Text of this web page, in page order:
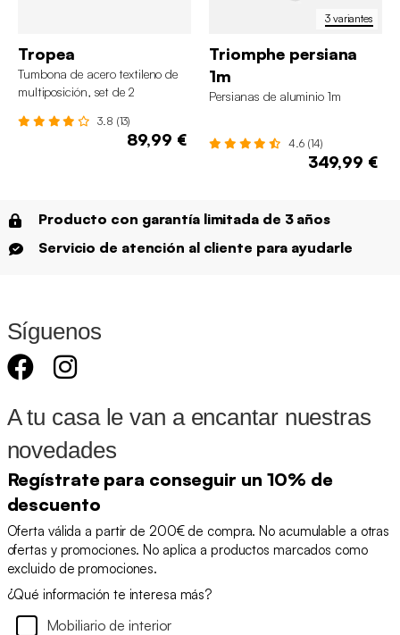
Tropea
Tumbona de acero textileno de
multiposición, set de 2
3.8 (13)
89,99 €
3 variantes
Triomphe persiana
1m
Persianas de aluminio 1m
4.6 (14)
349,99 €
Producto con garantía limitada de 3 años
Servicio de atención al cliente para ayudarle
Síguenos
A tu casa le van a encantar nuestras
novedades
Regístrate para conseguir un 10% de
descuento
Oferta válida a partir de 200€ de compra. No acumulable a otras
ofertas y promociones. No aplica a productos marcados como
excluido de promociones.
¿Qué información te interesa más?
Mobiliario de interior